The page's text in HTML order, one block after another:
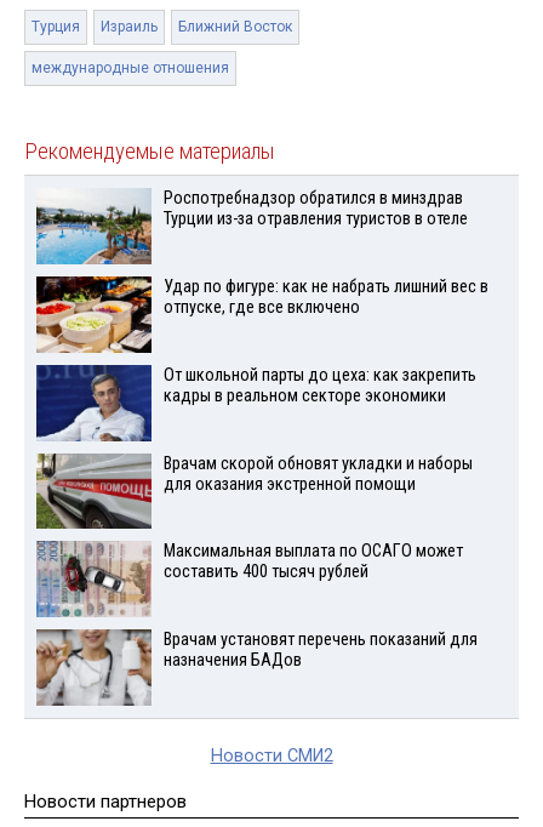
Турция Израиль Ближний Восток
международные отношения
Рекомендуемые материалы
Роспотребнадзор обратился в минздрав
Турции из-за отравления туристов в отеле
Удар по фигуре: как не набрать лишний вес в
отпуске, где все включено
От школьной парты до цеха: как закрепить
кадры в реальном секторе экономики
Врачам скорой обновят укладки и наборы
для оказания экстренной помощи
Максимальная выплата по ОСАГО может
составить 400 тысяч рублей
Врачам установят перечень показаний для
назначения БАДов
Новости СМИ2
Новости партнеров